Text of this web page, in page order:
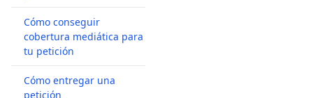
Cómo conseguir
cobertura mediática para
tu petición
Cómo entregar una
petición